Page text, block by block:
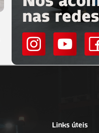
Links úteis